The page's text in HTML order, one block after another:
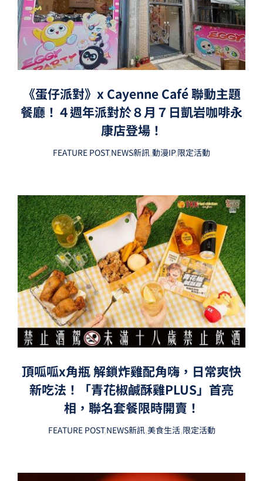
《蛋仔派對》x Cayenne Café 聯動主題
餐廳！４週年派對於８月７日凱岩咖啡永
康店登場！
FEATURE POST,NEWS新訊,動漫IP,限定活動
頂呱呱x角瓶 解鎖炸雞配角嗨，日常爽快
新吃法！「青花椒鹹酥雞PLUS」首亮
相，聯名套餐限時開賣！
FEATURE POST,NEWS新訊,美食生活,限定活動